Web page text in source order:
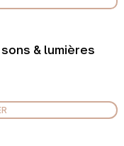
& lumières